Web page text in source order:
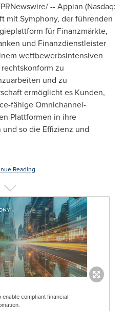
-- Appian (Nasdaq:
mit Symphony, der führenden
für Finanzmärkte,
und Finanzdienstleister
wettbewerbsintensiven
zu
und zu
ermöglicht es Kunden,
fähige Omnichannel-
Plattformen in ihre
so die Effizienz und
Reading
enable compliant financial